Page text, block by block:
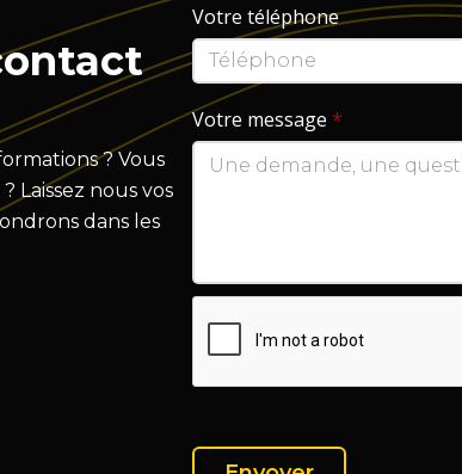
? Vous
Laissez nous vos
dans les
Votre téléphone
Votre message *